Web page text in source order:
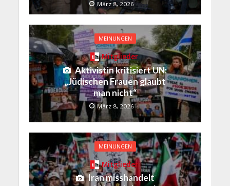
März 8, 2026
MEINUNGEN
Mitglieder
Aktivistin kritisiert UN:
„Jüdischen Frauen glaubt
man nicht“
März 8, 2026
MEINUNGEN
Mitglieder
Iran misshandelt